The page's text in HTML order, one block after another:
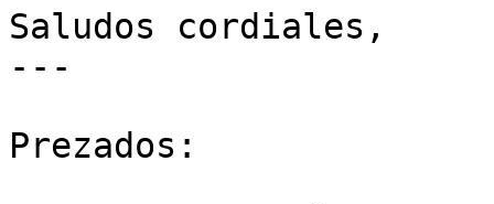
Saludos cordiales,
---
Prezados: